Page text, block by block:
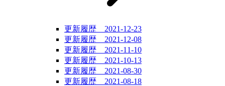
更新履歴 2021-12-23
更新履歴 2021-12-08
更新履歴 2021-11-10
更新履歴 2021-10-13
更新履歴 2021-08-30
更新履歴 2021-08-18